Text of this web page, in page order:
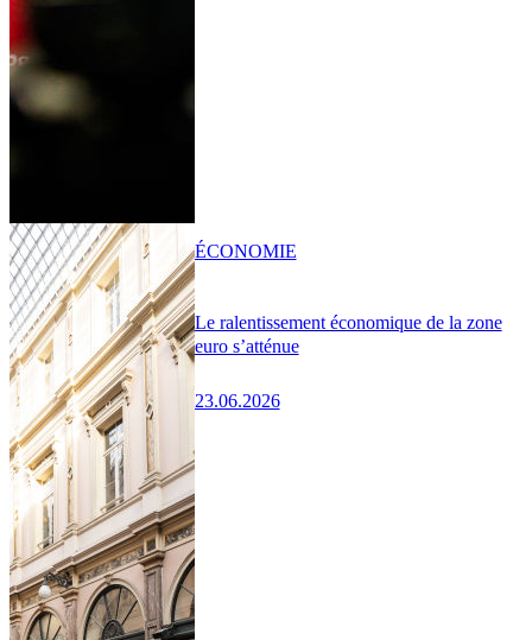
Le ralentissement économique de la zone
euro s’atténue
23.06.2026
ÉCONOMIE